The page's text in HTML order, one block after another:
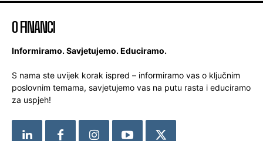
O FINANCI
Informiramo. Savjetujemo. Educiramo.
S nama ste uvijek korak ispred – informiramo vas o ključnim
poslovnim temama, savjetujemo vas na putu rasta i educiramo
za uspjeh!